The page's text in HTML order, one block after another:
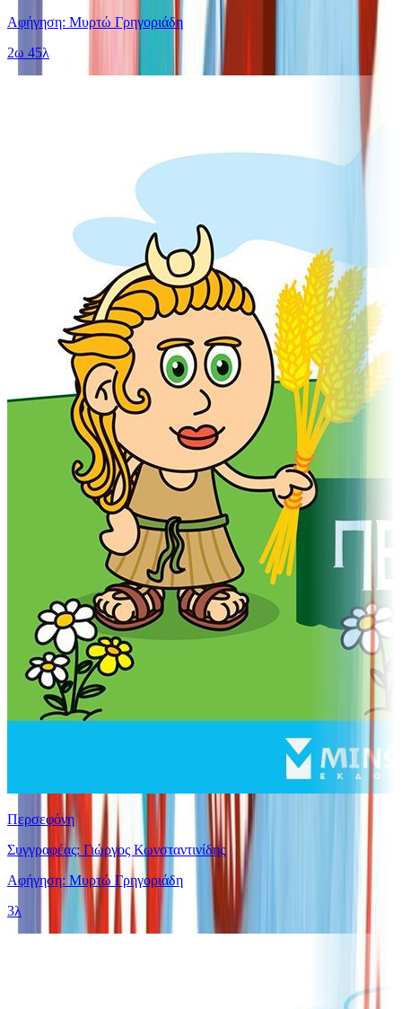
Αφήγηση: Μυρτώ Γρηγοριάδη
2ω 45λ
Περσεφόνη
Συγγραφέας: Γιώργος Κωνσταντινίδης
Αφήγηση: Μυρτώ Γρηγοριάδη
3λ